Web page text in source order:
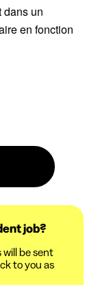
dans un
en fonction
job?
will be sent
to you as